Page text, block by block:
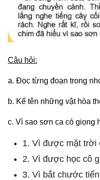
Câu hỏi:
a. Đọc từng đoạn trong
b. Kể tên những vật hòa
c. Vì sao sơn ca có giọng
1. Vì được mặt trời
2. Vì được học cô
3. Vì bắt chước